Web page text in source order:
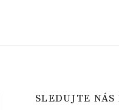
SLEDUJTE